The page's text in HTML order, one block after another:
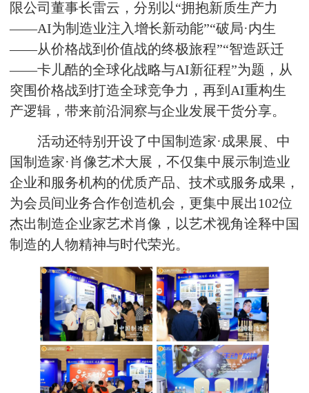
限公司董事长雷云，分别以“拥抱新质生产力
——AI为制造业注入增长新动能”“破局·内生
——从价格战到价值战的终极旅程”“智造跃迁
——卡儿酷的全球化战略与AI新征程”为题，从
突围价格战到打造全球竞争力，再到AI重构生
产逻辑，带来前沿洞察与企业发展干货分享。
活动还特别开设了中国制造家·成果展、中
国制造家·肖像艺术大展，不仅集中展示制造业
企业和服务机构的优质产品、技术或服务成果，
为会员间业务合作创造机会，更集中展出102位
杰出制造企业家艺术肖像，以艺术视角诠释中国
制造的人物精神与时代荣光。